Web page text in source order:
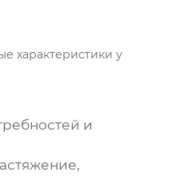
характеристики у
и